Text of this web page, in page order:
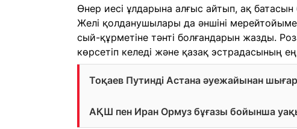
Өнер иесі ұлдарына алғыс айтып, ақ батасын
Желі қолданушылары да әншіні
сый-құрметіне тәнті болғандарын жазды.
көрсетіп келеді және қазақ эстрадасының
Тоқаев Путинді Астана әуежайынан
АҚШ пен Иран Ормуз бұғазы бойынша